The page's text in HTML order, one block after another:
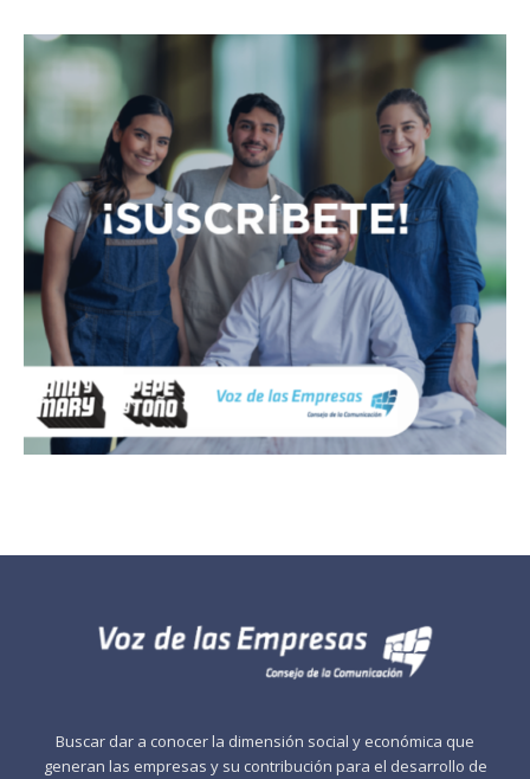
Buscar dar a conocer la dimensión social y económica que
generan las empresas y su contribución para el desarrollo de